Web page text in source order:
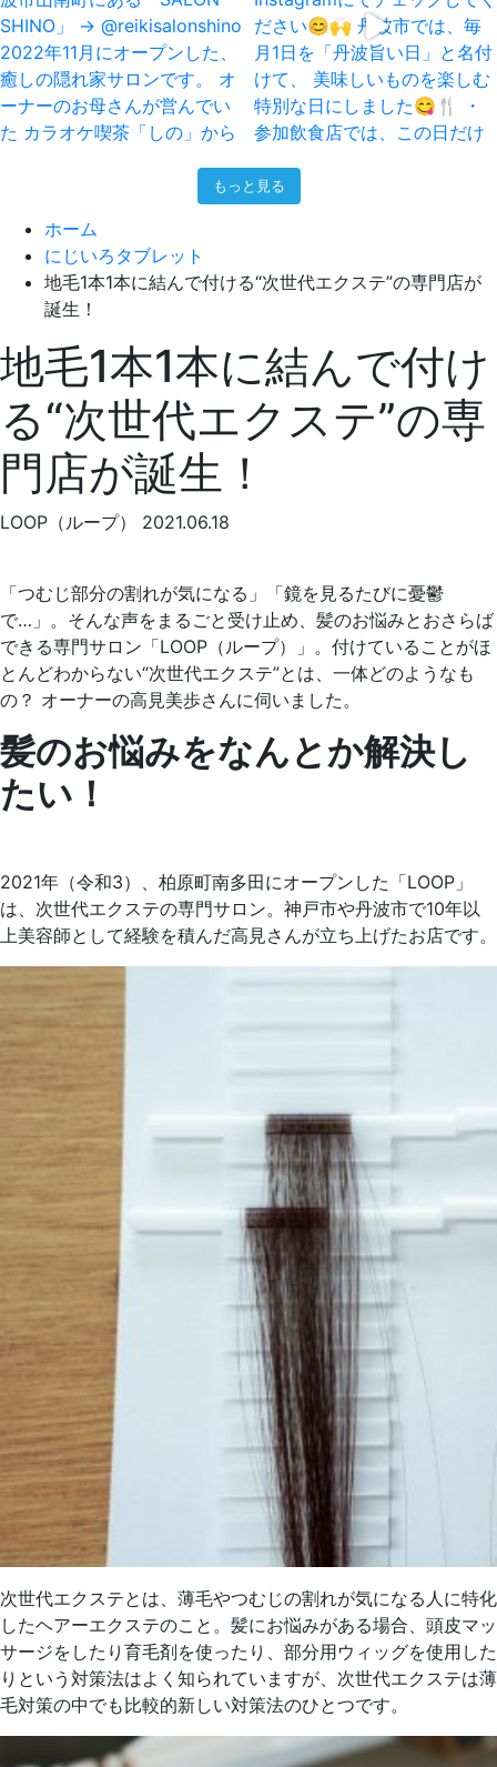
もっと見る
ホーム
にじいろタブレット
地毛1本1本に結んで付ける“次世代エクステ”の専門店が
誕生！
地毛1本1本に結んで付け
る“次世代エクステ”の専
門店が誕生！
LOOP（ループ） 2021.06.18
「つむじ部分の割れが気になる」「鏡を見るたびに憂鬱
で…」。そんな声をまるごと受け止め、髪のお悩みとおさらば
できる専門サロン「LOOP（ループ）」。付けていることがほ
とんどわからない“次世代エクステ”とは、一体どのようなも
の？ オーナーの高見美歩さんに伺いました。
髪のお悩みをなんとか解決し
たい！
2021年（令和3）、柏原町南多田にオープンした「LOOP」
は、次世代エクステの専門サロン。神戸市や丹波市で10年以
上美容師として経験を積んだ高見さんが立ち上げたお店です。
次世代エクステとは、薄毛やつむじの割れが気になる人に特化
したヘアーエクステのこと。髪にお悩みがある場合、頭皮マッ
サージをしたり育毛剤を使ったり、部分用ウィッグを使用した
りという対策法はよく知られていますが、次世代エクステは薄
毛対策の中でも比較的新しい対策法のひとつです。